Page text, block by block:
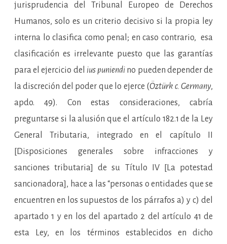
jurisprudencia del Tribunal Europeo de Derechos
Humanos, solo es un criterio decisivo si la propia ley
interna lo clasifica como penal; en caso contrario, esa
clasificación es irrelevante puesto que las garantías
para el ejercicio del ius puniendi no pueden depender de
la discreción del poder que lo ejerce (Öztürk c. Germany,
apdo. 49). Con estas consideraciones, cabría
preguntarse si la alusión que el artículo 182.1 de la Ley
General Tributaria, integrado en el capítulo II
[Disposiciones generales sobre infracciones y
sanciones tributaria] de su Título IV [La potestad
sancionadora], hace a las “personas o entidades que se
encuentren en los supuestos de los párrafos a) y c) del
apartado 1 y en los del apartado 2 del artículo 41 de
esta Ley, en los términos establecidos en dicho